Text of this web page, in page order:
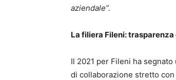
aziendale”.
La filiera Fileni:
Il 2021 per Fileni ha
di collaborazione stretto con